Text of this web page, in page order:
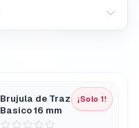
¡Solo 1!
Brujula de Trazado
Basico 16 mm